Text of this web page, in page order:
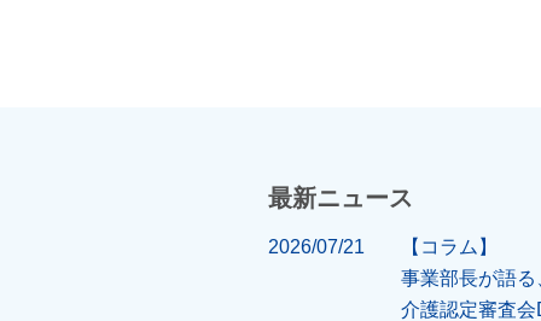
最新ニュース
2026/07/21
【コラム】
事業部長が語る
介護認定審査